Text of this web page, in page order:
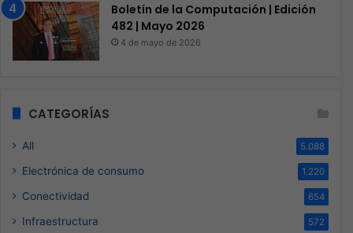
Boletín de la Computación | Edición
482 | Mayo 2026
4 de mayo de 2026
CATEGORÍAS
All 5.088
Electrónica de consumo 1.220
Conectividad 654
Infraestructura 572